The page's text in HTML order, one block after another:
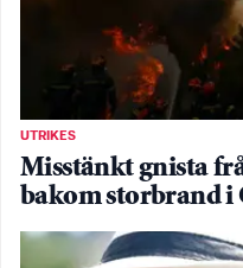
UTRIKES
Misstänkt gnista
bakom storbrand i